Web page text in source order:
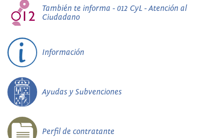
También te informa - 012 CyL - Atención al
Ciudadano
Información
Ayudas y Subvenciones
Perfil de contratante